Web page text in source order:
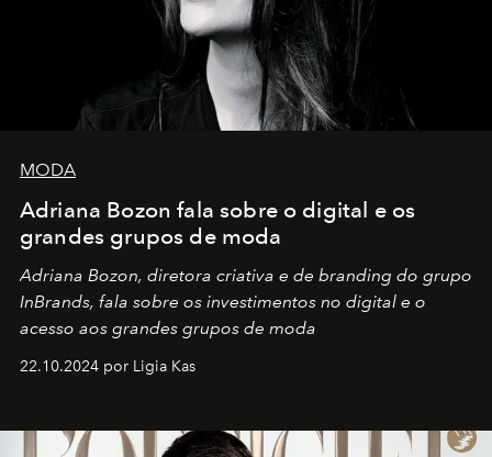
MODA
Adriana Bozon fala sobre o digital e os
grandes grupos de moda
Adriana Bozon, diretora criativa e de branding do grupo
InBrands, fala sobre os investimentos no digital e o
acesso aos grandes grupos de moda
22.10.2024 por Ligia Kas